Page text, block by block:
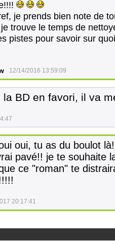
je prends bien note de
trouve le temps de
pistes pour savoir sur
12/14/2016 13:59:09
la BD en favori, il va
oui, tu as du boulot
pavé!! je te souhaite
ce "roman" te
20:17:41